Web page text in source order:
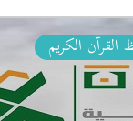
الكريم